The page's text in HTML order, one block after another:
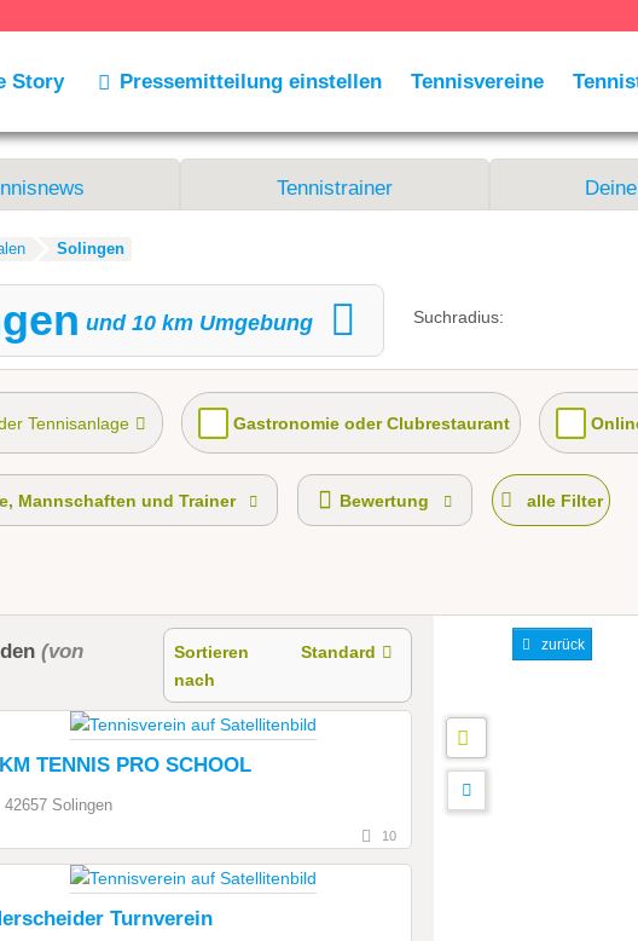
Story Pressemitteilung einstellen Tennisvereine
Tennistrainer
Solingen
und 10 km Umgebung Suchradius:
Tennisanlage Gastronomie oder Clubrestaurant
Mannschaften gemeldet für dieses Jahr VereinseigeneTrainer
Mannschaften und Trainer Bewertung alle Filter
(von
Sortieren
nach
Standard
TENNIS PRO SCHOOL
42657 Solingen
10
Turnverein
zurück